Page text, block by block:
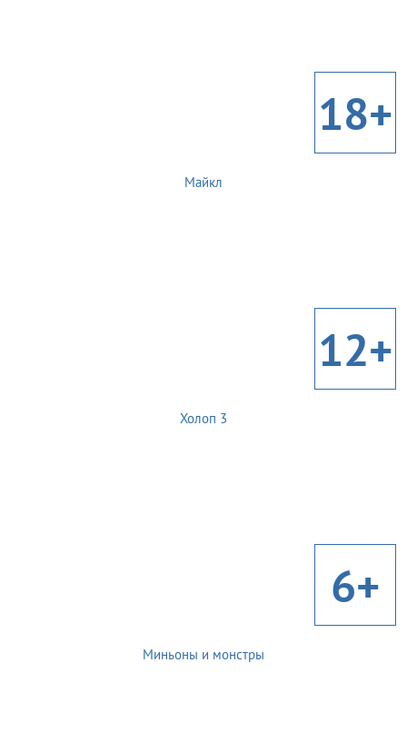
18+
Майкл
12+
Холоп 3
6+
Миньоны и монстры